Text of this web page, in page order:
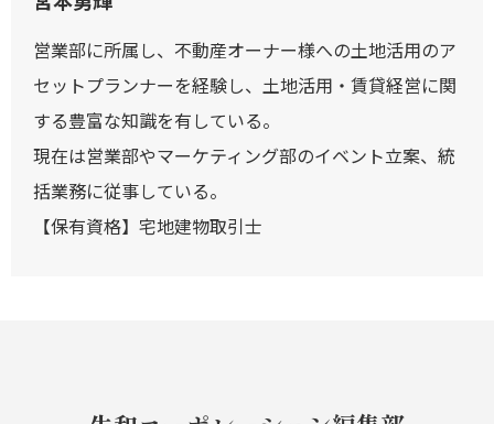
営業部に所属し、不動産オーナー様への土地活用のア
セットプランナーを経験し、土地活用・賃貸経営に関
する豊富な知識を有している。
現在は営業部やマーケティング部のイベント立案、統
括業務に従事している。
【保有資格】宅地建物取引士